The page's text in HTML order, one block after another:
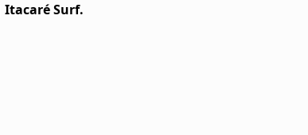
Itacaré Surf.